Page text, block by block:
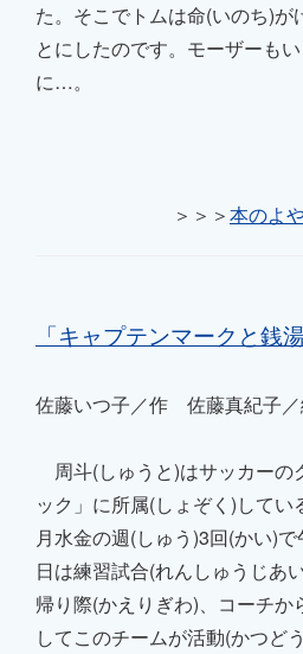
た。そこでトムは命(いのち)が
とにしたのです。モーザーも
に…。
＞＞＞本のよ
「キャプテンマークと銭
佐藤いつ子／作 佐藤真紀子
周斗(しゅうと)はサッカーの
ック」に所属(しょぞく)して
月水金の週(しゅう)3回(かい)
日は練習試合(れんしゅうじあ
帰り際(かえりぎわ)、コーチか
してこのチームが活動(かつど